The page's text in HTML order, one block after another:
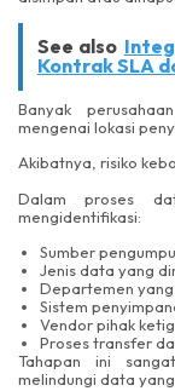
See also
Kontrak SLA
Banyak
mengenai lokasi
Akibatnya, risiko
Dalam proses
mengidentifikasi:
Sumber
Jenis data yang
Departemen
Sistem
Vendor pihak
Proses transfer
Tahapan ini
melindungi data